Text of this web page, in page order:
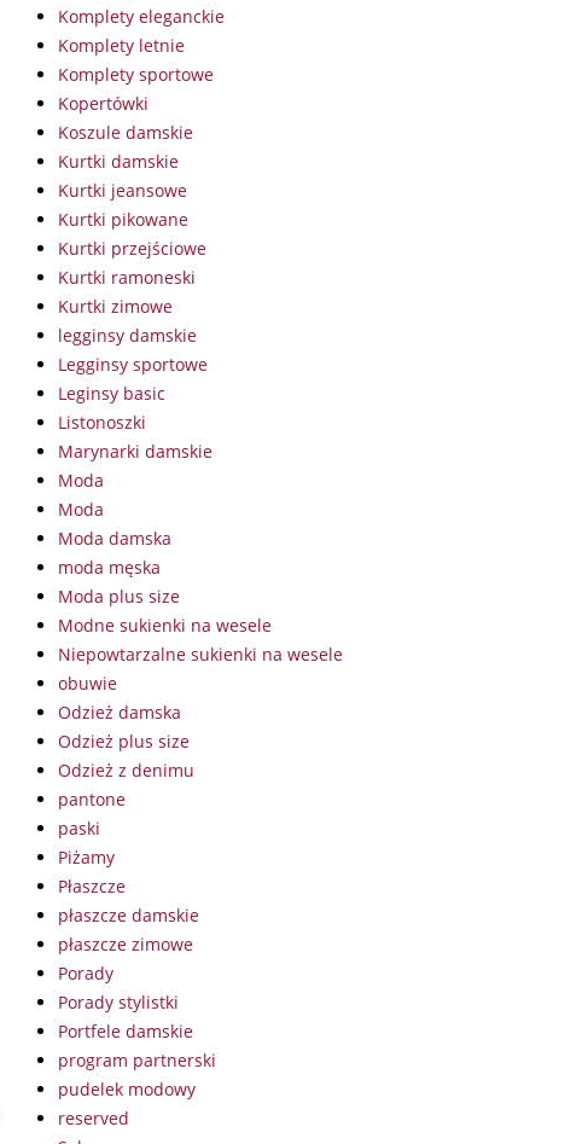
Komplety eleganckie
Komplety letnie
Komplety sportowe
Kopertówki
Koszule damskie
Kurtki damskie
Kurtki jeansowe
Kurtki pikowane
Kurtki przejściowe
Kurtki ramoneski
Kurtki zimowe
legginsy damskie
Legginsy sportowe
Leginsy basic
Listonoszki
Marynarki damskie
Moda
Moda
Moda damska
moda męska
Moda plus size
Modne sukienki na wesele
Niepowtarzalne sukienki na wesele
obuwie
Odzież damska
Odzież plus size
Odzież z denimu
pantone
paski
Piżamy
Płaszcze
płaszcze damskie
płaszcze zimowe
Porady
Porady stylistki
Portfele damskie
program partnerski
pudelek modowy
reserved